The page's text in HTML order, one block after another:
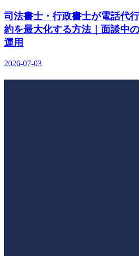
司法書士・行政書士が電話代
約を最大化する方法｜面談中
運用
2026-07-03